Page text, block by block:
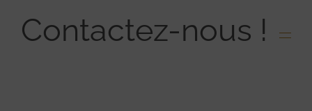
Contactez-nous !